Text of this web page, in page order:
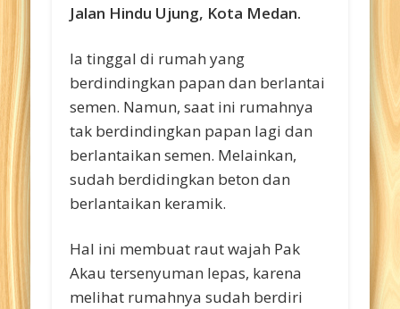
Jalan Hindu Ujung, Kota Medan.
Ia tinggal di rumah yang
berdindingkan papan dan berlantai
semen. Namun, saat ini rumahnya
tak berdindingkan papan lagi dan
berlantaikan semen. Melainkan,
sudah berdidingkan beton dan
berlantaikan keramik.
Hal ini membuat raut wajah Pak
Akau tersenyuman lepas, karena
melihat rumahnya sudah berdiri